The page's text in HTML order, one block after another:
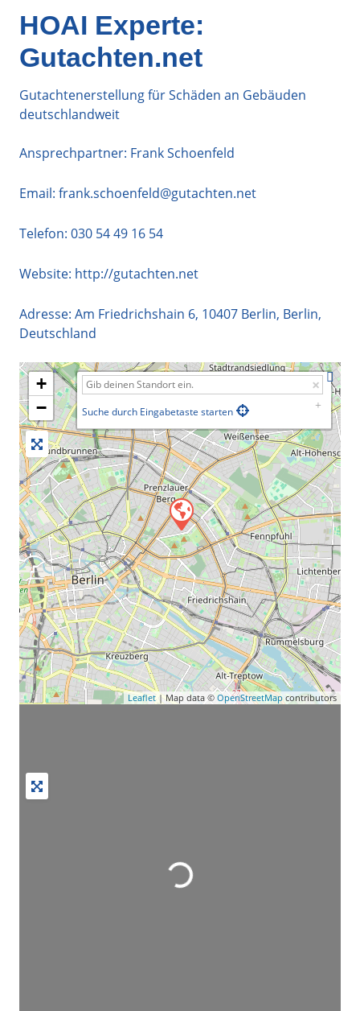
HOAI Experte:
Gutachten.net
Gutachtenerstellung für Schäden an Gebäuden
deutschlandweit
Ansprechpartner: Frank Schoenfeld
Email: frank.schoenfeld@gutachten.net
Telefon: 030 54 49 16 54
Website: http://gutachten.net
Adresse: Am Friedrichshain 6, 10407 Berlin, Berlin,
Deutschland
+
−
Suche durch Eingabetaste starten
Leaflet| Map data © OpenStreetMapcontributors
Wird geladen …